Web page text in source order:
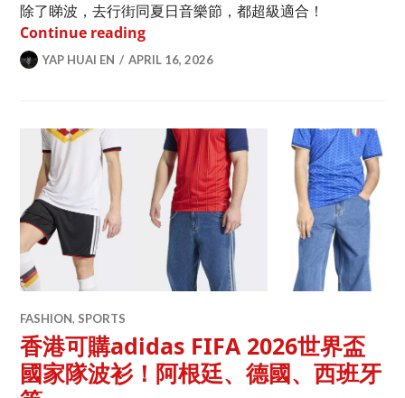
除了睇波，去行街同夏日音樂節，都超級適合！
Continue readingadidas 2026 FIFA世界盃復古女裝波衫
YAP HUAI EN APRIL 16, 2026
FASHION, SPORTS
香港可購adidas FIFA 2026世界盃
國家隊波衫！阿根廷、德國、西班牙